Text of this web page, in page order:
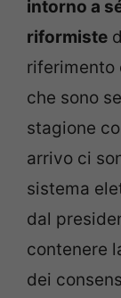
intorno a
riformiste
riferimento
che sono
stagione
arrivo ci
sistema
dal
contenere
dei